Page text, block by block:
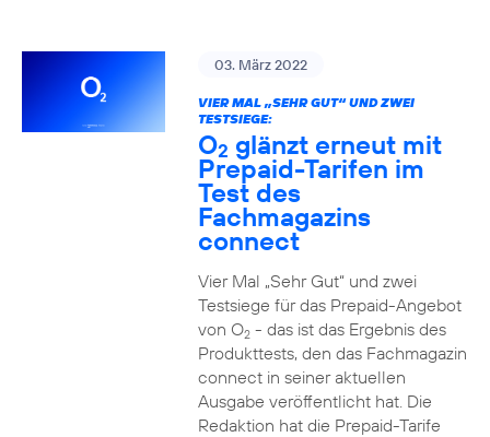
03. März 2022
VIER MAL „SEHR GUT“ UND ZWEI
TESTSIEGE:
O2 glänzt erneut mit
Prepaid-Tarifen im
Test des
Fachmagazins
connect
Vier Mal „Sehr Gut“ und zwei
Testsiege für das Prepaid-Angebot
von O2- das ist das Ergebnis des
Produkttests, den das Fachmagazin
connect in seiner aktuellen
Ausgabe veröffentlicht hat. Die
Redaktion hat die Prepaid-Tarife